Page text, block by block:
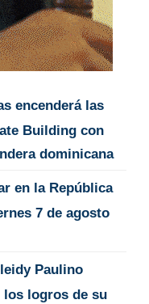
encenderá las
Building con
dominicana
en la República
7 de agosto
Paulino
logros de su